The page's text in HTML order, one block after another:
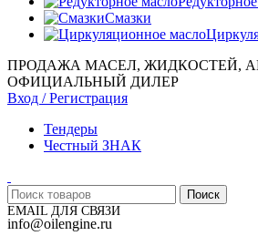
Смазки
ПРОДАЖА МАСЕЛ, ЖИДКОСТЕЙ,
ОФИЦИАЛЬНЫЙ ДИЛЕР
Вход / Регистрация
Тендеры
Честный ЗНАК
Поиск
EMAIL ДЛЯ СВЯЗИ
info@oilengine.ru